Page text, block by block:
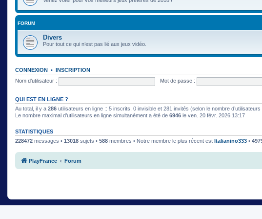
FORUM
Divers
Pour tout ce qui n’est pas lié aux jeux vidéo.
CONNEXION • INSCRIPTION
Nom d’utilisateur :
Mot de passe :
QUI EST EN LIGNE ?
Au total, il y a 286 utilisateurs en ligne :: 5 inscrits, 0 invisible et 281 invités (selon le nombre
Le nombre maximal d’utilisateurs en ligne simultanément a été de 6946 le ven. 20 févr. 2026 13:17
STATISTIQUES
228472 messages • 13018 sujets • 588 membres • Notre membre le plus récent est Italianino333 •
PlayFrance Forum